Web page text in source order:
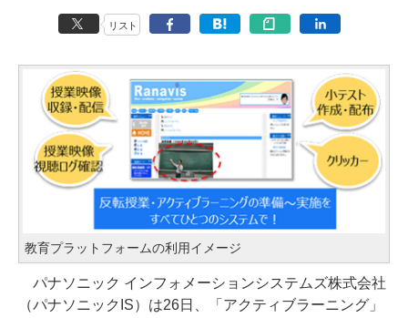
リスト
教育プラットフォームの利用イメージ
パナソニック インフォメーションシステムズ株式会社
（パナソニックIS）は26日、「アクティブラーニング」